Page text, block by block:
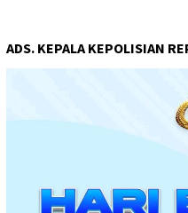
ADS. KEPALA KEPOLISIAN